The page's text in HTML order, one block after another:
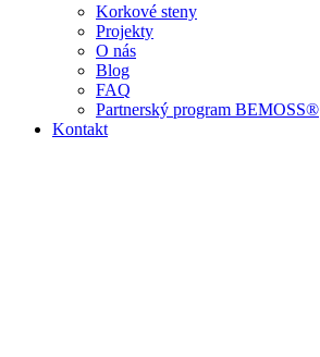
Korkové steny
Projekty
O nás
Blog
FAQ
Partnerský program BEMOSS®
Kontakt